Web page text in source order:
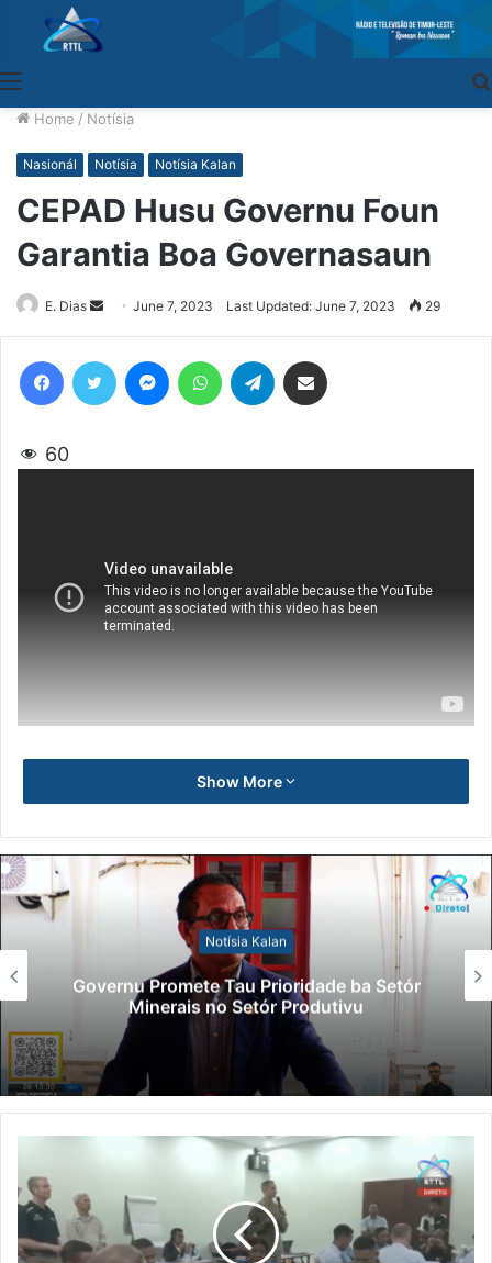
Home / Notísia
Nasionál Notísia Notísia Kalan
CEPAD Husu Governu Foun
Garantia Boa Governasaun
E. Dias
Send
an
June 7, 2023 Last Updated: June 7, 2023 29
60
Show More
Notísia Kalan
Governu Promete Tau Prioridade ba Setór
Minerais no Setór Produtivu